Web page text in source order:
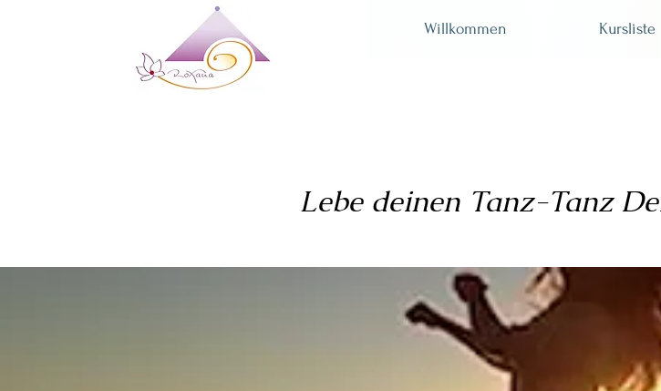
Willkommen Kursliste
Lebe deinen Tanz-